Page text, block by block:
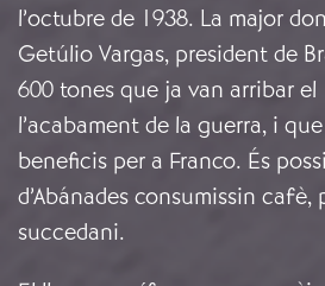
l’octubre de 1938. La major
Getúlio Vargas, president de
600 tones que ja van arribar el
l’acabament de la guerra, i
beneficis per a Franco. És
d’Abánades consumissin
succedani.